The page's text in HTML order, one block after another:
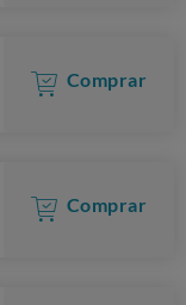
Comprar
Comprar